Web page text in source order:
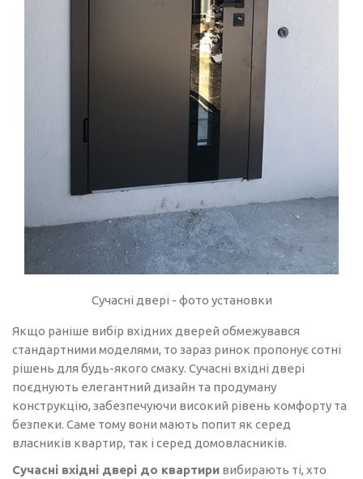
Сучасні двері - фото установки
Якщо раніше вибір вхідних дверей обмежувався
стандартними моделями, то зараз ринок пропонує сотні
рішень для будь-якого смаку. Сучасні вхідні двері
поєднують елегантний дизайн та продуману
конструкцію, забезпечуючи високий рівень комфорту та
безпеки. Саме тому вони мають попит як серед
власників квартир, так і серед домовласників.
Сучасні вхідні двері до квартири вибирають ті, хто